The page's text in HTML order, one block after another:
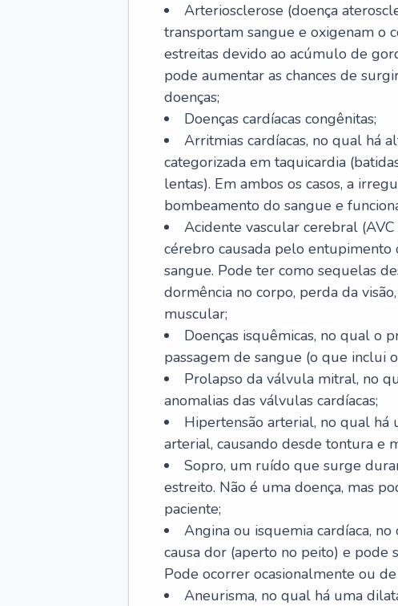
Arteriosclerose (doença
transportam sangue e oxigenam o
estreitas devido ao acúmulo de
pode aumentar as chances de
doenças;
Doenças cardíacas congênitas;
Arritmias cardíacas, no qual há
categorizada em taquicardia
lentas). Em ambos os casos, a
bombeamento do sangue e
Acidente vascular cerebral
cérebro causada pelo
sangue. Pode ter como sequelas
dormência no corpo, perda da
muscular;
Doenças isquêmicas, no qual o
passagem de sangue (o que inclui
Prolapso da válvula mitral, no
anomalias das válvulas cardíacas;
Hipertensão arterial, no qual há
arterial, causando desde tontura e
Sopro, um ruído que surge
estreito. Não é uma doença, mas
paciente;
Angina ou isquemia cardíaca,
causa dor (aperto no peito) e pode
Pode ocorrer ocasionalmente ou
Aneurisma, no qual há uma